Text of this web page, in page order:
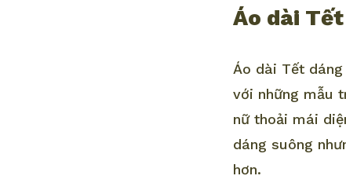
Áo dài
Áo dài Tết
với những mẫu
nữ thoải mái
dáng suông
hơn.